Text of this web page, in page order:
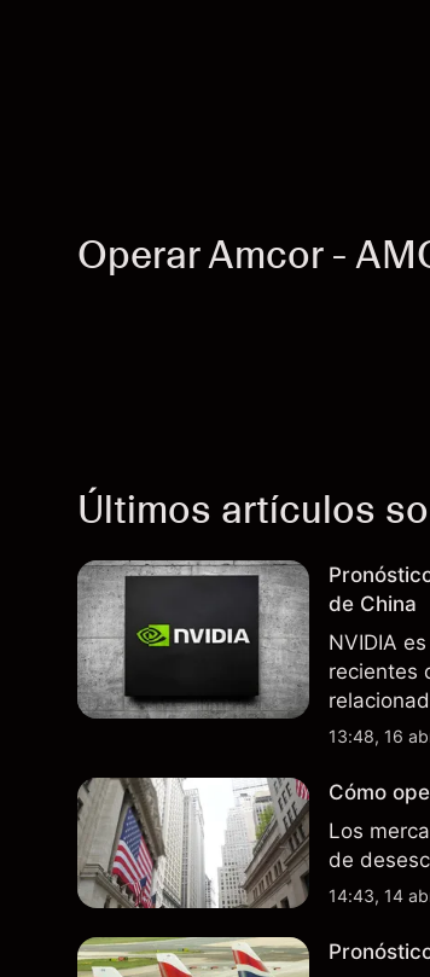
Operar Amcor -
Últimos artículos
de China
NVIDIA
recientes
13:48, 16
Cómo
Los
de
14:43, 14